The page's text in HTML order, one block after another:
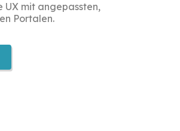
UX mit angepassten,
Portalen.